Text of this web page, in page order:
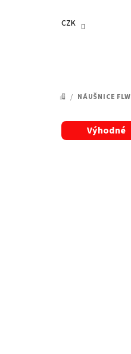
CZK
DOMŮ
/ NÁUŠNICE FLW
Výhodné